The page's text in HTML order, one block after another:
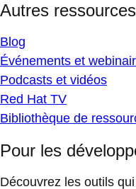
Autres ressources
Blog
Événements et
Podcasts et vidéos
Red Hat TV
Bibliothèque de
Pour les
Découvrez les outils